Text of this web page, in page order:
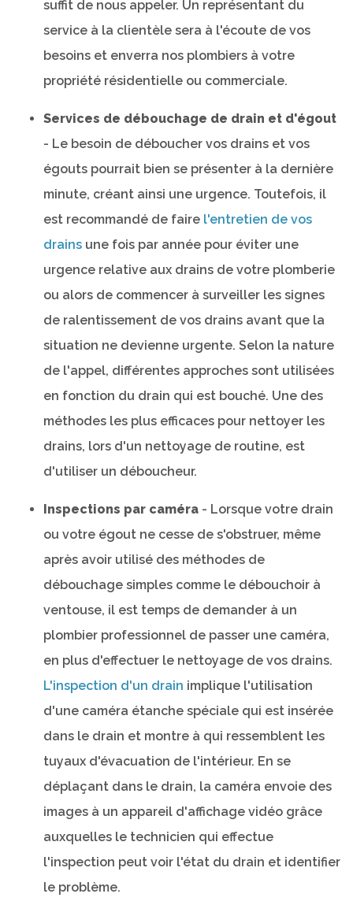
suffit de nous appeler. Un représentant du
service à la clientèle sera à l'écoute de vos
besoins et enverra nos plombiers à votre
propriété résidentielle ou commerciale.
Services de débouchage de drain et d'égout
- Le besoin de déboucher vos drains et vos
égouts pourrait bien se présenter à la dernière
minute, créant ainsi une urgence. Toutefois, il
est recommandé de faire l'entretien de vos
drains une fois par année pour éviter une
urgence relative aux drains de votre plomberie
ou alors de commencer à surveiller les signes
de ralentissement de vos drains avant que la
situation ne devienne urgente. Selon la nature
de l'appel, différentes approches sont utilisées
en fonction du drain qui est bouché. Une des
méthodes les plus efficaces pour nettoyer les
drains, lors d'un nettoyage de routine, est
d'utiliser un déboucheur.
Inspections par caméra - Lorsque votre drain
ou votre égout ne cesse de s'obstruer, même
après avoir utilisé des méthodes de
débouchage simples comme le débouchoir à
ventouse, il est temps de demander à un
plombier professionnel de passer une caméra,
en plus d'effectuer le nettoyage de vos drains.
L'inspection d'un drain implique l'utilisation
d'une caméra étanche spéciale qui est insérée
dans le drain et montre à qui ressemblent les
tuyaux d'évacuation de l'intérieur. En se
déplaçant dans le drain, la caméra envoie des
images à un appareil d'affichage vidéo grâce
auxquelles le technicien qui effectue
l'inspection peut voir l'état du drain et identifier
le problème.